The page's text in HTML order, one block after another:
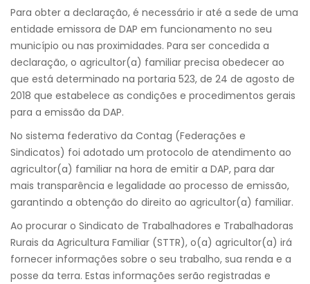
Para obter a declaração, é necessário ir até a sede de uma
entidade emissora de DAP em funcionamento no seu
município ou nas proximidades. Para ser concedida a
declaração, o agricultor(a) familiar precisa obedecer ao
que está determinado na portaria 523, de 24 de agosto de
2018 que estabelece as condições e procedimentos gerais
para a emissão da DAP.
No sistema federativo da Contag (Federações e
Sindicatos) foi adotado um protocolo de atendimento ao
agricultor(a) familiar na hora de emitir a DAP, para dar
mais transparência e legalidade ao processo de emissão,
garantindo a obtenção do direito ao agricultor(a) familiar.
Ao procurar o Sindicato de Trabalhadores e Trabalhadoras
Rurais da Agricultura Familiar (STTR), o(a) agricultor(a) irá
fornecer informações sobre o seu trabalho, sua renda e a
posse da terra. Estas informações serão registradas e